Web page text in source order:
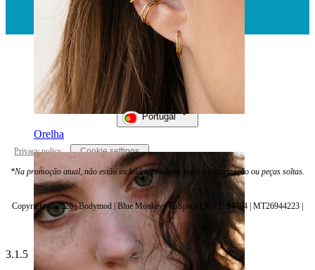
Orelha
Portugal
Privacy policy Cookie settings
*Na promoção atual, não estão incluídos produtos para a cicatrização ou peças soltas.
Copyright © 2026 | Bodymod | Blue Monkeys In Space Ltd. | C 94794 | MT26944223 |
3.1.5